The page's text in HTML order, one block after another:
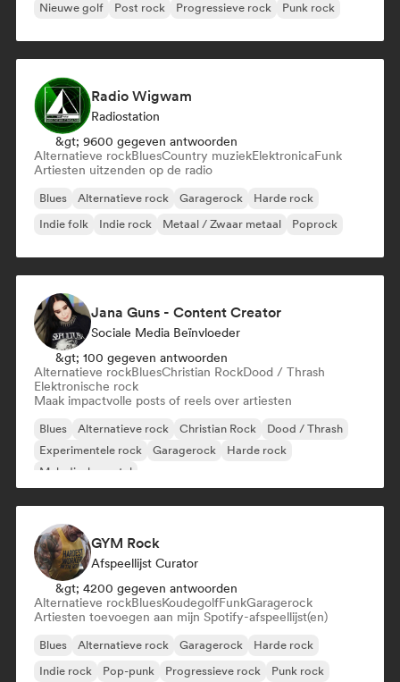
Nieuwe golf
Post rock Progressieve rock Punk rock
Radio Wigwam
Radiostation
&gt; 9600 gegeven antwoorden
Alternatieve rockBluesCountry muziekElektronicaFunk
Artiesten uitzenden op de radio
Blues Alternatieve rock Garagerock
Harde rock
Indie folk
Indie rock Metaal / Zwaar metaal Poprock
Jana Guns - Content Creator
Sociale Media Beïnvloeder
&gt; 100 gegeven antwoorden
Alternatieve rockBluesChristian RockDood / Thrash
Elektronische rock
Maak impactvolle posts of reels over artiesten
Blues Alternatieve rock Christian Rock
Dood / Thrash
Experimentele rock
Garagerock
Harde rock
Melodische metal
GYM Rock
Afspeellijst Curator
&gt; 4200 gegeven antwoorden
Alternatieve rockBluesKoudegolfFunkGaragerock
Artiesten toevoegen aan mijn Spotify-afspeellijst(en)
Blues Alternatieve rock Garagerock
Harde rock
Indie rock
Pop-punk Progressieve rock Punk rock